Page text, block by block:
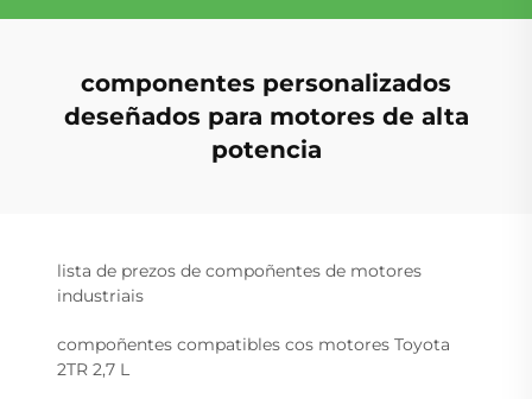
componentes personalizados
deseñados para motores de alta
potencia
lista de prezos de compoñentes de motores
industriais
compoñentes compatibles cos motores Toyota
2TR 2,7 L